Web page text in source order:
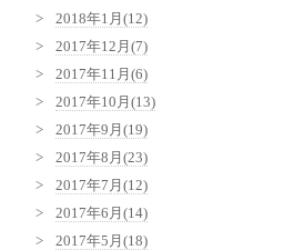
2018年1月(12)
2017年12月(7)
2017年11月(6)
2017年10月(13)
2017年9月(19)
2017年8月(23)
2017年7月(12)
2017年6月(14)
2017年5月(18)